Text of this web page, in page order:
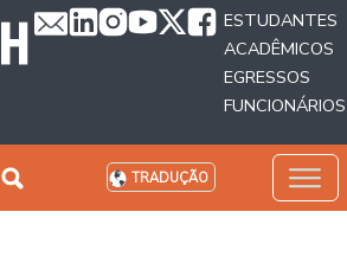
principal
ESTUDANTES
ACADÊMICOS
EGRESSOS
FUNCIONÁRIOS
TRADUÇÃO